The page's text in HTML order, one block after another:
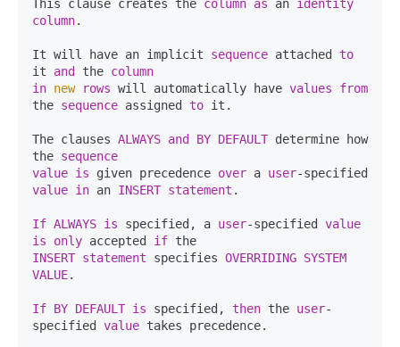
This clause creates the column as an identity
column.
It will have an implicit sequence attached to
it and the column
in new rows will automatically have values
from
the sequence assigned to it.
The clauses ALWAYS and BY DEFAULT determine how
the sequence
value is given precedence over a user
value in an INSERT statement .
If ALWAYS is specified, a user-specified value
is
only accepted if
INSERT statement specifies OVERRIDING SYSTEM
VALUE.
If BY DEFAULT is specified, then the user-
specified value takes precedence.